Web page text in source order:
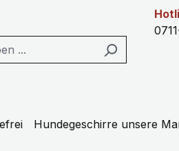
Hundegeschirre unsere